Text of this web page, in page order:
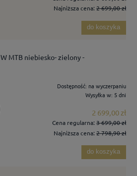
Najniższa cena: 2 699,00 zł
do koszyka
MTB niebiesko- zielony -
Dostępność: na wyczerpaniu
Wysyłka w: 5 dni
2 699,00 zł
Cena regularna: 3 699,00 zł
Najniższa cena: 2 798,90 zł
do koszyka